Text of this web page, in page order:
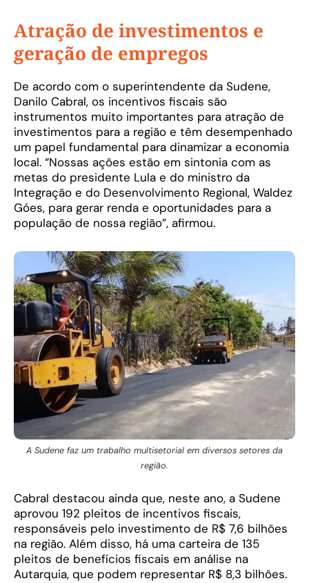
Atração de investimentos e
geração de empregos
De acordo com o superintendente da Sudene,
Danilo Cabral, os incentivos fiscais são
instrumentos muito importantes para atração de
investimentos para a região e têm desempenhado
um papel fundamental para dinamizar a economia
local. “Nossas ações estão em sintonia com as
metas do presidente Lula e do ministro da
Integração e do Desenvolvimento Regional, Waldez
Góes, para gerar renda e oportunidades para a
população de nossa região”, afirmou.
A Sudene faz um trabalho multisetorial em diversos setores da
região.
Cabral destacou ainda que, neste ano, a Sudene
aprovou 192 pleitos de incentivos fiscais,
responsáveis pelo investimento de R$ 7,6 bilhões
na região. Além disso, há uma carteira de 135
pleitos de benefícios fiscais em análise na
Autarquia, que podem representar R$ 8,3 bilhões.